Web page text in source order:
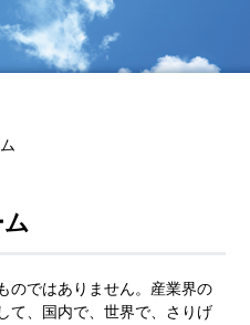
のではありません。産業界の
て、国内で、世界で、さりげ